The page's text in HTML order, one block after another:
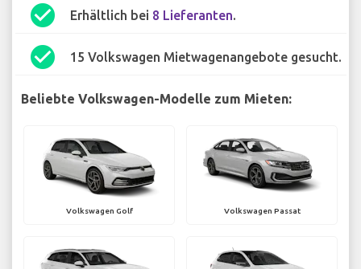
check_circle Erhältlich bei 8 Lieferanten.
check_circle 15 Volkswagen Mietwagenangebote gesucht.
Beliebte Volkswagen-Modelle zum Mieten:
Volkswagen Golf Volkswagen Passat